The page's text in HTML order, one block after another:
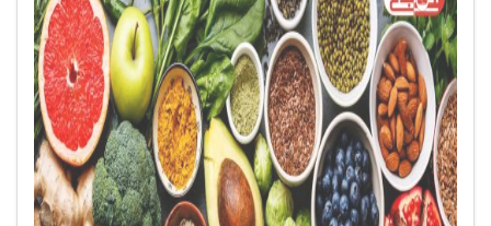
من
الإصابة
بمرض
السكري
مغلقة